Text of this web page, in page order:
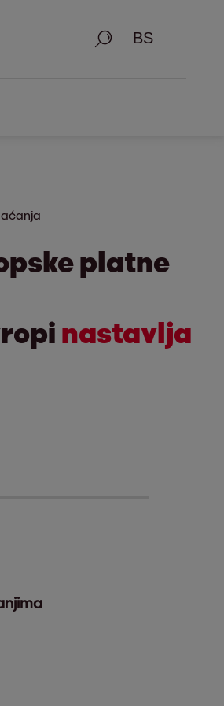
Traži
platne
nastavlja